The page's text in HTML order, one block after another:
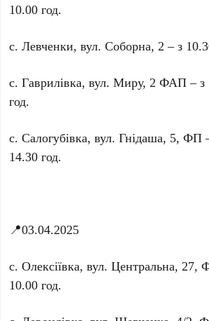
10.00 год.
с. Левченки, вул. Соборна, 2 – з
с. Гаврилівка, вул. Миру, 2 ФАП – з
год.
с. Салогубівка, вул. Гнідаша, 5, ФП
14.30 год.
📍03.04.2025
с. Олексіївка, вул. Центральна, 27,
10.00 год.